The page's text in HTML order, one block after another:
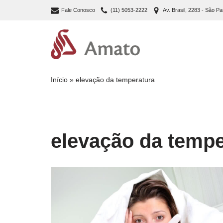
Fale Conosco (11) 5053-2222 Av. Brasil, 2283 - São
Início » elevação da temperatura
elevação da